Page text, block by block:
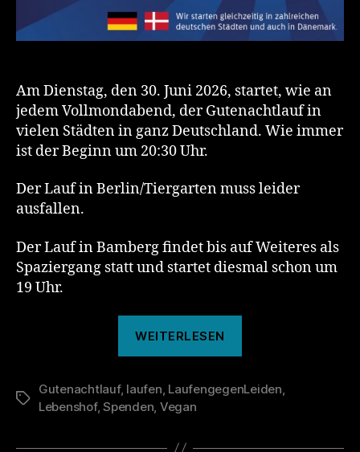
Am Dienstag, den 30. Juni 2026, startet, wie an
jedem Vollmondabend, der Gutenachtlauf in
vielen Städten in ganz Deutschland. Wie immer
ist der Beginn um 20:30 Uhr.
Der Lauf in Berlin/Tiergarten muss leider
ausfallen.
Der Lauf in Bamberg findet bis auf Weiteres als
Spaziergang statt und startet diesmal schon um
19 Uhr.
WEITERLESEN
Schlagwörter
Gutenachtlauf, laufen, LaufengegenLeiden,
Lebenshof,Spenden, Vegan